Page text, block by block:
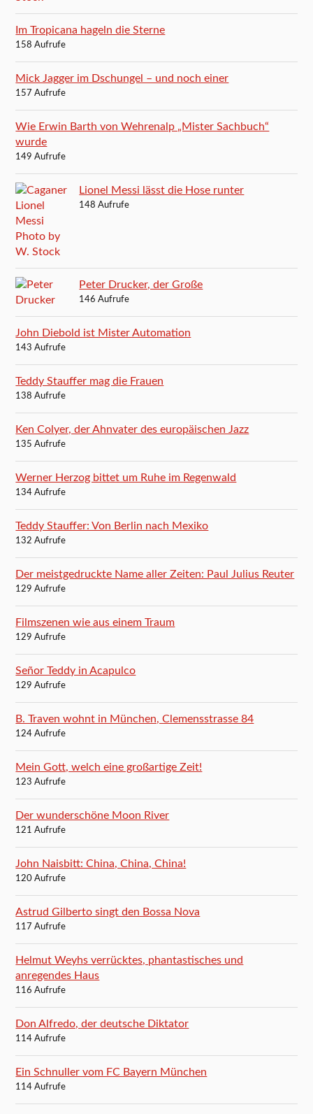
Im Tropicana hageln die Sterne
158 Aufrufe
Mick Jagger im Dschungel – und noch einer
157 Aufrufe
Wie Erwin Barth von Wehrenalp „Mister Sachbuch“
wurde
149 Aufrufe
Lionel Messi lässt die Hose runter
148 Aufrufe
Peter Drucker, der Große
146 Aufrufe
John Diebold ist Mister Automation
143 Aufrufe
Teddy Stauffer mag die Frauen
138 Aufrufe
Ken Colyer, der Ahnvater des europäischen Jazz
135 Aufrufe
Werner Herzog bittet um Ruhe im Regenwald
134 Aufrufe
Teddy Stauffer: Von Berlin nach Mexiko
132 Aufrufe
Der meistgedruckte Name aller Zeiten: Paul Julius Reuter
129 Aufrufe
Filmszenen wie aus einem Traum
129 Aufrufe
Señor Teddy in Acapulco
129 Aufrufe
B. Traven wohnt in München, Clemensstrasse 84
124 Aufrufe
Mein Gott, welch eine großartige Zeit!
123 Aufrufe
Der wunderschöne Moon River
121 Aufrufe
John Naisbitt: China, China, China!
120 Aufrufe
Astrud Gilberto singt den Bossa Nova
117 Aufrufe
Helmut Weyhs verrücktes, phantastisches und
anregendes Haus
116 Aufrufe
Don Alfredo, der deutsche Diktator
114 Aufrufe
Ein Schnuller vom FC Bayern München
114 Aufrufe